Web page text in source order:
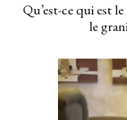
Qu’est-ce qui est
le